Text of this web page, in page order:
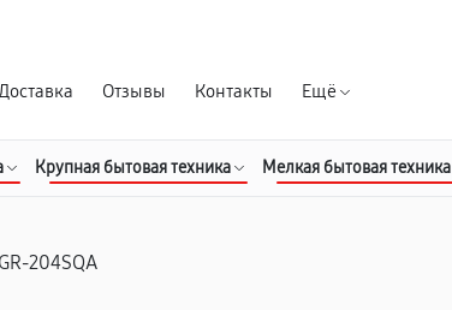
Отзывы Контакты Ещё
Крупная бытовая техника Мелкая бытовая техника
GR-204SQA